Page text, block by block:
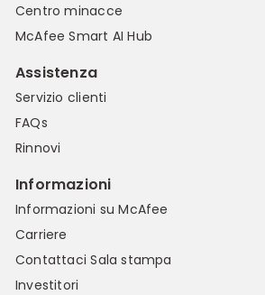
Centro minacce
McAfee Smart AI Hub
Assistenza
Servizio clienti
FAQs
Rinnovi
Informazioni
Informazioni su McAfee
Carriere
ContattaciSala stampa
Investitori